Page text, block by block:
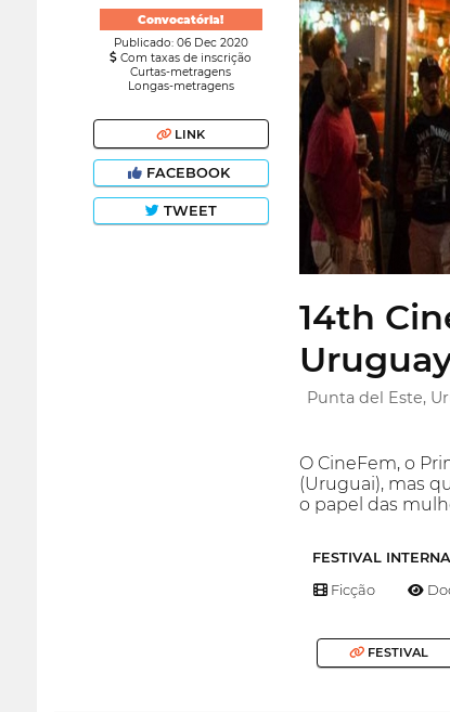
Convocatória!
Publicado: 06 Dec 2020
Com taxas de inscrição
Curtas-metragens
Longas-metragens
LINK
FACEBOOK
TWEET
14th
Punta del Este,
O CineFem, o
(Uruguai), mas
o papel das
FESTIVAL
Ficção
FESTIVAL